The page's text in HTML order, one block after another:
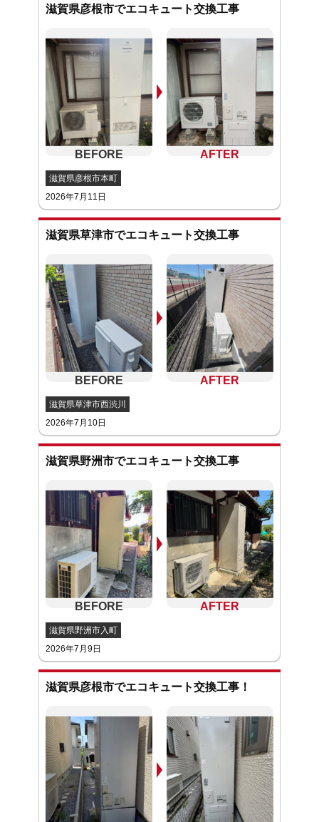
滋賀県彦根市でエコキュート交換工事
滋賀県彦根市本町
2026年7月11日
滋賀県草津市でエコキュート交換工事
滋賀県草津市西渋川
2026年7月10日
滋賀県野洲市でエコキュート交換工事
滋賀県野洲市入町
2026年7月9日
滋賀県彦根市でエコキュート交換工事！